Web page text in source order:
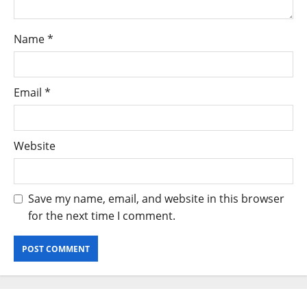
Name*
Email *
Website
Save my name, email, and website in this browser
for the next time I comment.